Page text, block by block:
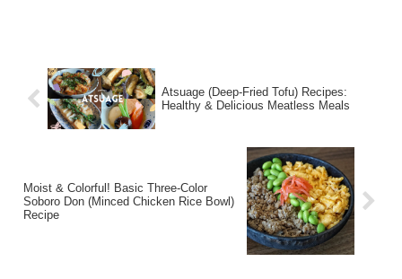
Atsuage (Deep-Fried Tofu) Recipes:
Healthy & Delicious Meatless Meals
Moist & Colorful! Basic Three-Color
Soboro Don (Minced Chicken Rice Bowl)
Recipe